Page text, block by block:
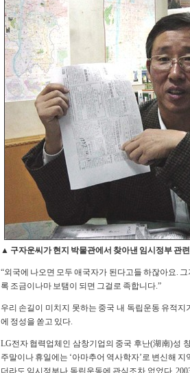
▲ 구자운씨가 현지 박물관에서 찾아낸 임시정부 관
“외국에 나오면 모두 애국자가 된다고들 하잖아요.
록 조금이나마 보탬이 되면 그걸로 족합니다.”
우리 손길이 미치지 못하는 중국 내 독립운동 유적
에 정성을 쏟고 있다.
LG전자 협력업체인 삼창기업의 중국 후난(湖南)성
주말이나 휴일에는 ‘아마추어 역사학자’로 변신해
더라도 임시정부나 독립운동에 관심조차 없었다.